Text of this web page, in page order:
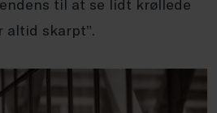
til at se lidt krøllede
altid skarpt”.